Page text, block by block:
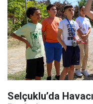
Selçuklu’da